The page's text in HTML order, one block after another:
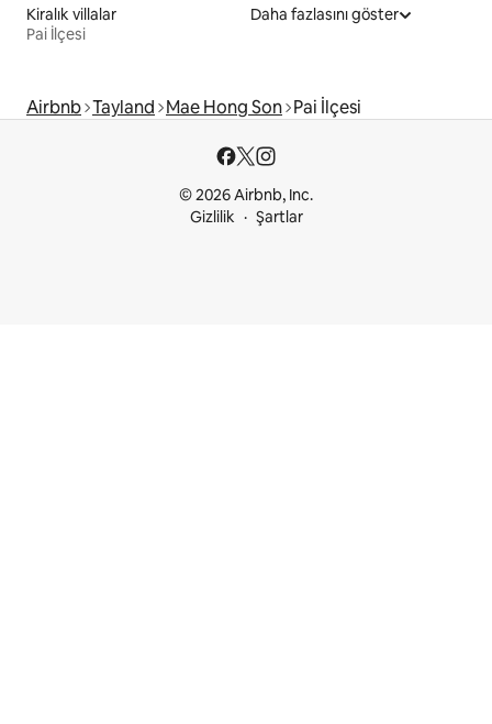
Kiralık villalar
Pai İlçesi
Daha fazlasını göster
Airbnb Tayland Mae Hong Son Pai İlçesi
© 2026 Airbnb, Inc.
Gizlilik
Şartlar